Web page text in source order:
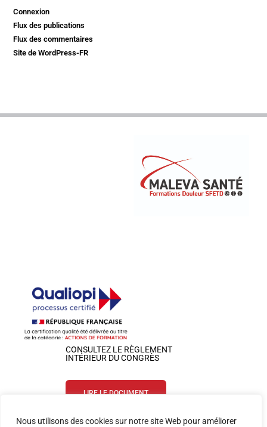
Nous utilisons des cookies sur notre site Web pour améliorer
Connexion
Flux des publications
Flux des commentaires
Site de WordPress-FR
CONSULTEZ LE RÈGLEMENT
INTÉRIEUR DU CONGRÈS
LIRE LE DOCUMENT
SUIVEZ-NOUS SUR LES RÉSEAUX